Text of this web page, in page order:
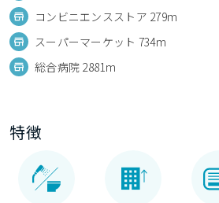
コンビニエンスストア 279m
スーパーマーケット 734m
総合病院 2881m
特徴